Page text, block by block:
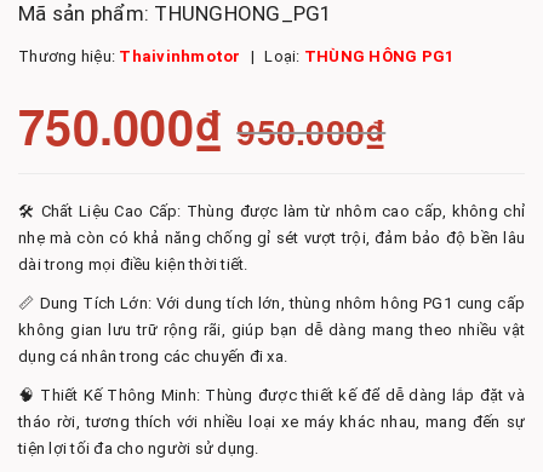
Mã sản phẩm: THUNGHONG_PG1
Thương hiệu: Thaivinhmotor Loại: THÙNG HÔNG PG1
750.000₫ 950.000₫
🛠️ Chất Liệu Cao Cấp: Thùng được làm từ nhôm cao cấp, không chỉ
nhẹ mà còn có khả năng chống gỉ sét vượt trội, đảm bảo độ bền lâu
dài trong mọi điều kiện thời tiết.
📏 Dung Tích Lớn: Với dung tích lớn, thùng nhôm hông PG1 cung cấp
không gian lưu trữ rộng rãi, giúp bạn dễ dàng mang theo nhiều vật
dụng cá nhân trong các chuyến đi xa.
🧠 Thiết Kế Thông Minh: Thùng được thiết kế để dễ dàng lắp đặt và
tháo rời, tương thích với nhiều loại xe máy khác nhau, mang đến sự
tiện lợi tối đa cho người sử dụng.